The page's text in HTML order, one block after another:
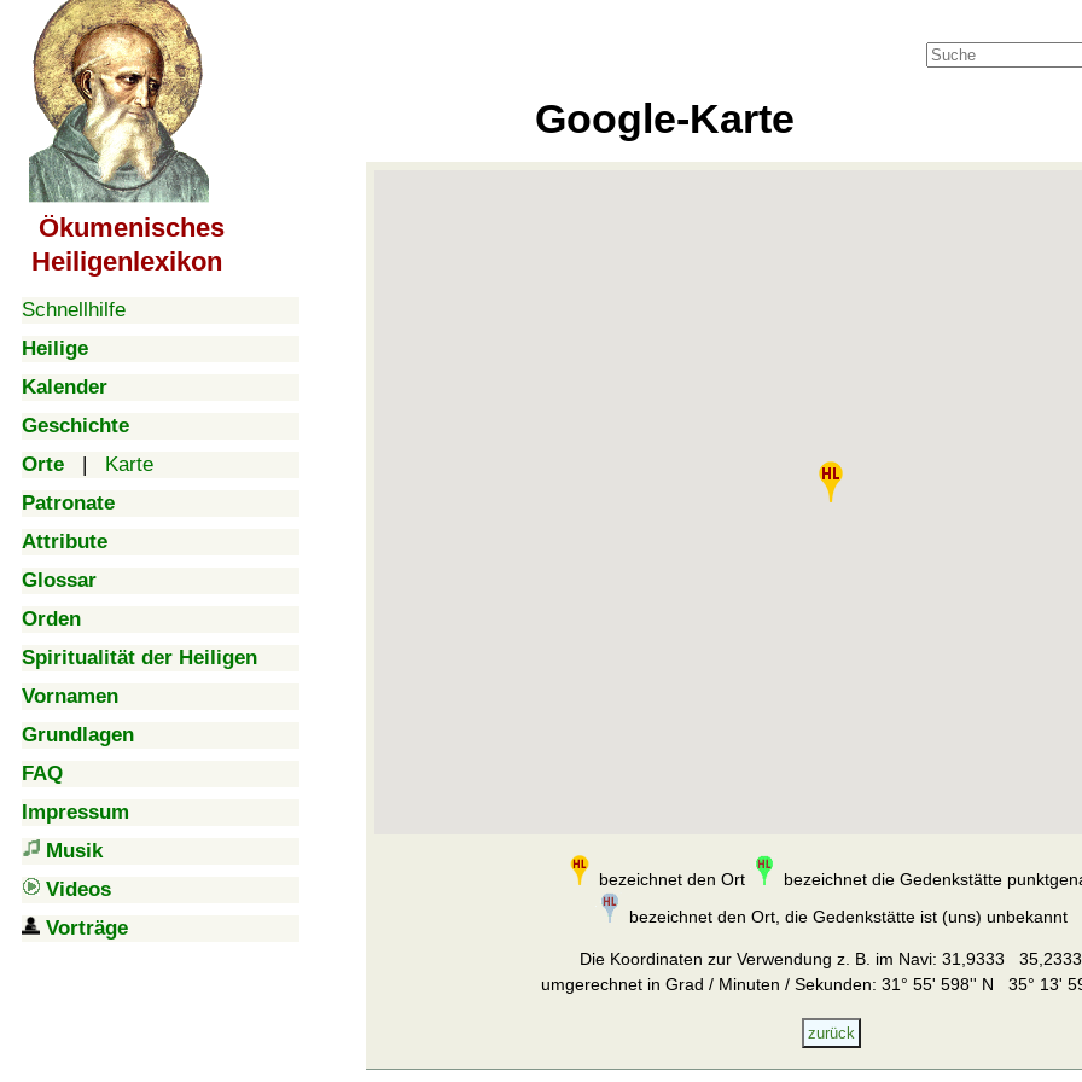
Ökumenisches
Heiligenlexikon
Schnellhilfe
Heilige
Kalender
Geschichte
Orte | Karte
Patronate
Attribute
Glossar
Orden
Spiritualität der Heiligen
Vornamen
Grundlagen
FAQ
Impressum
Musik
Videos
Vorträge
Google-Karte
bezeichnet den Ort
bezeichnet die Gedenkstätte
bezeichnet den Ort, die Gedenkstätte ist (uns) unbekannt
Die Koordinaten zur Verwendung z. B. im Navi: 31,9333 35,2333
umgerechnet in Grad / Minuten / Sekunden: 31° 55' 598'' N 35° 13'